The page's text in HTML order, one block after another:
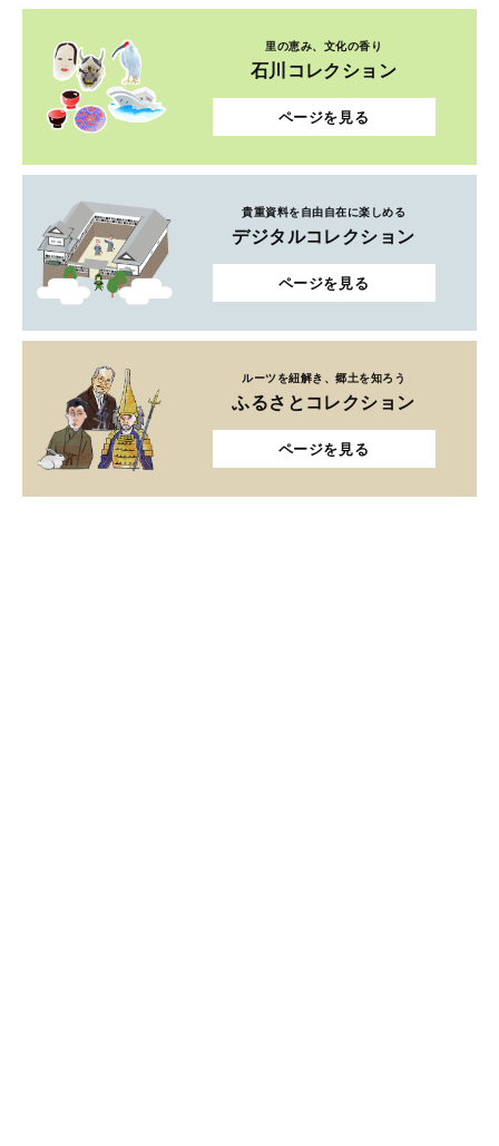
里の恵み、文化の香り
石川コレクション
ページを見る
貴重資料を自由自在に楽しめる
デジタルコレクション
ページを見る
ルーツを紐解き、郷土を知ろう
ふるさとコレクション
ページを見る